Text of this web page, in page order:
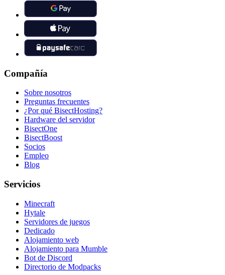
Compañía
Sobre nosotros
Preguntas frecuentes
¿Por qué BisectHosting?
Hardware del servidor
BisectOne
BisectBoost
Socios
Empleo
Blog
Servicios
Minecraft
Hytale
Servidores de juegos
Dedicado
Alojamiento web
Alojamiento para Mumble
Bot de Discord
Directorio de Modpacks